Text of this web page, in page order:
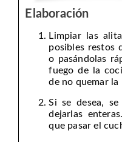
Elaboración
Limpiar las
posibles restos
o pasándolas
fuego de la
de no quemar la
Si se desea,
dejarlas
que pasar el